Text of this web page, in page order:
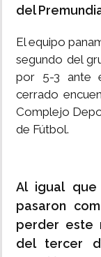
del
El equipo
segundo del
por 5-3 ante
cerrado
Complejo
de Fútbol.
Al igual que
pasaron
perder este
del tercer